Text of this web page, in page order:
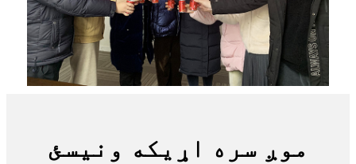
موږ سره اړیکه ونیسئ